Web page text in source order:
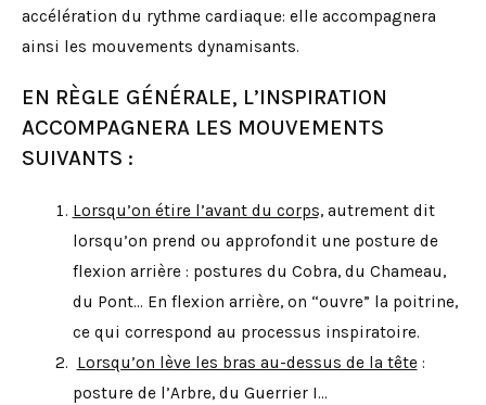
accélération du rythme cardiaque: elle accompagnera
ainsi les mouvements dynamisants.
EN RÈGLE GÉNÉRALE, L’INSPIRATION
ACCOMPAGNERA LES MOUVEMENTS
SUIVANTS :
Lorsqu’on étire l’avant du corps,autrement dit
lorsqu’on prend ou approfondit une posture de
flexion arrière : postures du Cobra, du Chameau,
du Pont… En flexion arrière, on “ouvre” la poitrine,
ce qui correspond au processus inspiratoire.
Lorsqu’on lève les bras au-dessus de la tête:
posture de l’Arbre, du Guerrier I…